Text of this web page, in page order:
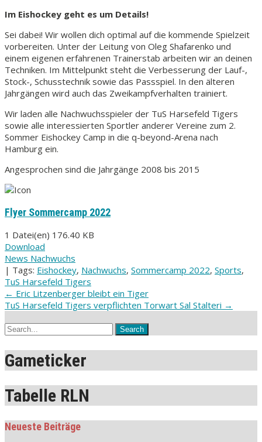
Im Eishockey geht es um Details!
Sei dabei! Wir wollen dich optimal auf die kommende Spielzeit
vorbereiten. Unter der Leitung von Oleg Shafarenko und
einem eigenen erfahrenen Trainerstab arbeiten wir an deinen
Techniken. Im Mittelpunkt steht die Verbesserung der Lauf-,
Stock-, Schusstechnik sowie das Passspiel. In den älteren
Jahrgängen wird auch das Zweikampfverhalten trainiert.
Wir laden alle Nachwuchsspieler der TuS Harsefeld Tigers
sowie alle interessierten Sportler anderer Vereine zum 2.
Sommer Eishockey Camp in die q-beyond-Arena nach
Hamburg ein.
Angesprochen sind die Jahrgänge 2008 bis 2015
Flyer Sommercamp 2022
1 Datei(en) 176.40 KB
Download
News Nachwuchs
| Tags: Eishockey, Nachwuchs, Sommercamp 2022, Sports,
TuS Harsefeld Tigers
Post
navigation
← Eric Litzenberger bleibt ein Tiger
TuS Harsefeld Tigers verpflichten Torwart Sal Stalteri →
Gameticker
Tabelle RLN
Neueste Beiträge